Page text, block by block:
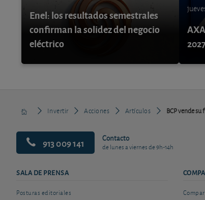
Enel: los resultados semestrales
confirman la solidez del negocio
eléctrico
Invertir Acciones Artículos BCP vende su
913 009 141 Contacto
de lunes a viernes de 9h-14h
SALA DE PRENSA
Posturas editoriales